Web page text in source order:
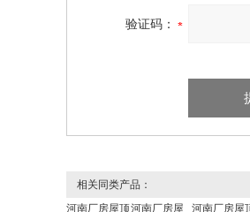
验证码：
相关同类产品：
河南厂房屋顶河南厂房屋
河南厂房屋